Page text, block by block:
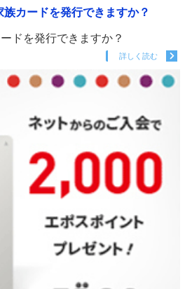
カードを発行できますか？
ドを発行できますか？
詳しく読む